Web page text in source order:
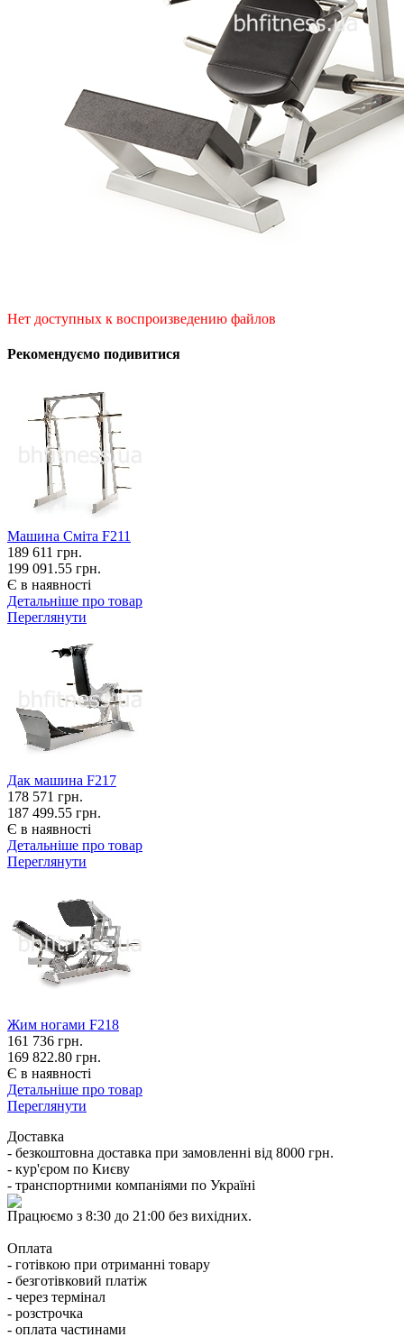
Нет доступных к воспроизведению файлов
Рекомендуємо подивитися
Машина Сміта F211
189 611 грн.
199 091.55 грн.
Є в наявності
Детальніше про товар
Переглянути
Дак машина F217
178 571 грн.
187 499.55 грн.
Є в наявності
Детальніше про товар
Переглянути
Жим ногами F218
161 736 грн.
169 822.80 грн.
Є в наявності
Детальніше про товар
Переглянути
Доставка
- безкоштовна доставка при замовленні від 8000 грн.
- кур'єром по Києву
- транспортними компаніями по Україні
Працюємо з 8:30 до 21:00 без вихідних.
Оплата
- готівкою при отриманні товару
- безготівковий платіж
- через термінал
- розстрочка
- оплата частинами